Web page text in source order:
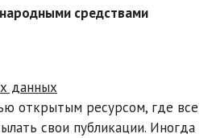
средствами
данных
открытым ресурсом, где все
свои публикации. Иногда